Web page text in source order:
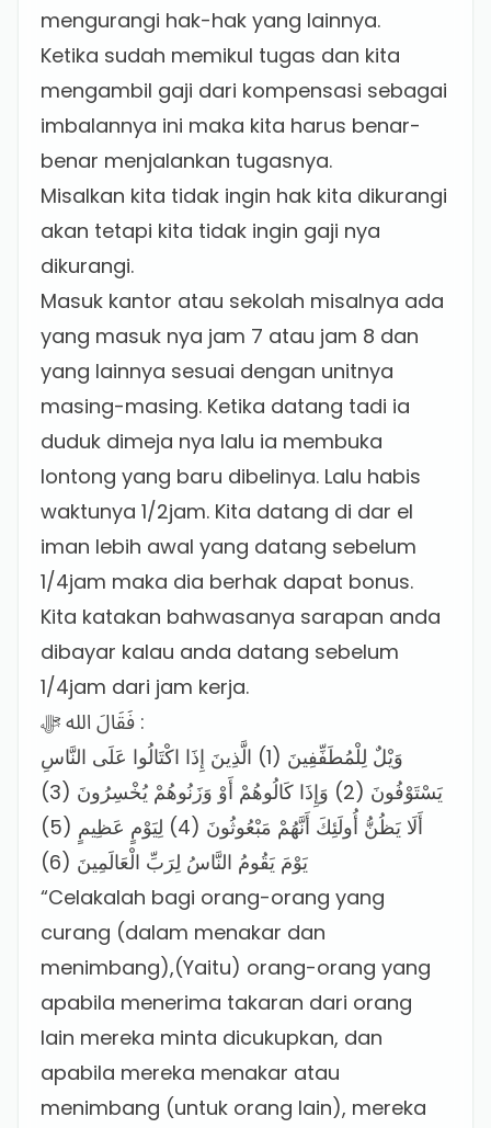
mengurangi hak-hak yang lainnya.
Ketika sudah memikul tugas dan kita
mengambil gaji dari kompensasi sebagai
imbalannya ini maka kita harus benar-
benar menjalankan tugasnya.
Misalkan kita tidak ingin hak kita dikurangi
akan tetapi kita tidak ingin gaji nya
dikurangi.
Masuk kantor atau sekolah misalnya ada
yang masuk nya jam 7 atau jam 8 dan
yang lainnya sesuai dengan unitnya
masing-masing. Ketika datang tadi ia
duduk dimeja nya lalu ia membuka
lontong yang baru dibelinya. Lalu habis
waktunya 1/2jam. Kita datang di dar el
iman lebih awal yang datang sebelum
1/4jam maka dia berhak dapat bonus.
Kita katakan bahwasanya sarapan anda
dibayar kalau anda datang sebelum
1/4jam dari jam kerja.
فَقَالَ الله ﷻ :
وَيْلٌ لِلْمُطَفِّفِينَ (1) الَّذِينَ إِذَا اكْتَالُوا عَلَى النَّاسِ
يَسْتَوْفُونَ (2) وَإِذَا كَالُوهُمْ أَوْ وَزَنُوهُمْ يُخْسِرُونَ (3)
أَلَا يَظُنُّ أُولَئِكَ أَنَّهُمْ مَبْعُوثُونَ (4) لِيَوْمٍ عَظِيمٍ (5)
يَوْمَ يَقُومُ النَّاسُ لِرَبِّ الْعَالَمِينَ (6)
“Celakalah bagi orang-orang yang
curang (dalam menakar dan
menimbang),(Yaitu) orang-orang yang
apabila menerima takaran dari orang
lain mereka minta dicukupkan, dan
apabila mereka menakar atau
menimbang (untuk orang lain), mereka